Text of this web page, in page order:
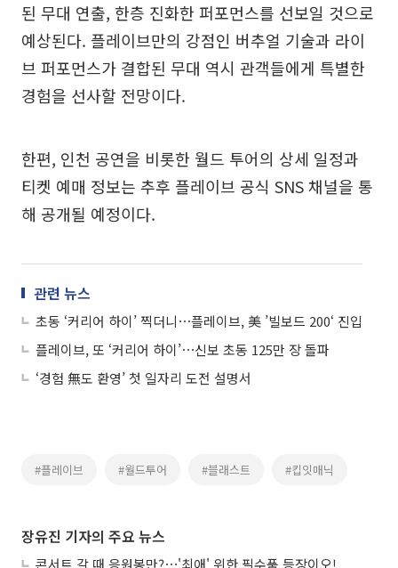
된 무대 연출, 한층 진화한 퍼포먼스를 선보일 것으로
예상된다. 플레이브만의 강점인 버추얼 기술과 라이
브 퍼포먼스가 결합된 무대 역시 관객들에게 특별한
경험을 선사할 전망이다.
한편, 인천 공연을 비롯한 월드 투어의 상세 일정과
티켓 예매 정보는 추후 플레이브 공식 SNS 채널을 통
해 공개될 예정이다.
관련 뉴스
초동 ‘커리어 하이’ 찍더니⋯플레이브, 美 ’빌보드 200‘ 진입
플레이브, 또 ‘커리어 하이’⋯신보 초동 125만 장 돌파
‘경험 無도 환영’ 첫 일자리 도전 설명서
#플레이브 #월드투어 #블래스트 #킵잇매닉
장유진 기자의 주요 뉴스
콘서트 갈 때 응원봉만?⋯'최애' 위한 필수품 등장이오!